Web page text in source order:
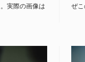
実際の画像は
ぜ